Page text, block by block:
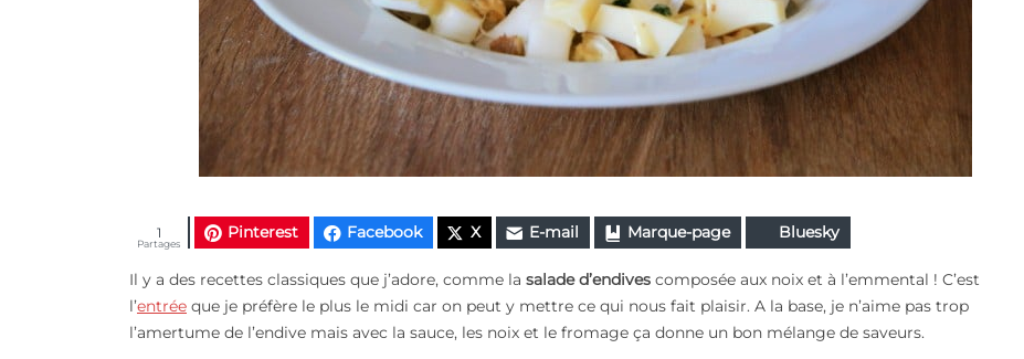
Pinterest Facebook X E-mail Marque-page Bluesky
Partages
1
Il y a des recettes classiques que j’adore, comme la salade d’endives composée aux noix et à l’emmental ! C’est
l’entrée que je préfère le plus le midi car on peut y mettre ce qui nous fait plaisir. A la base, je n’aime pas trop
l’amertume de l’endive mais avec la sauce, les noix et le fromage ça donne un bon mélange de saveurs.